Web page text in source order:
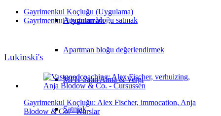
Apartman bloğu satmak
Apartman bloğu değerlendirmek
MFH Satın Alma & Vergi
Satmak
Gayrimenkul Koçluğu (Uygulama)
Gayrimenkul Uygulaması
Lukinski's
Gayrimenkul Koçluğu: Alex Fischer, immocation, Anja
Blodow & Co. - Kurslar